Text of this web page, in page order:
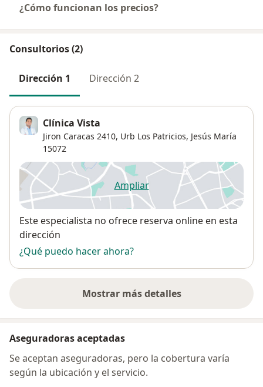
¿Cómo funcionan los precios?
Consultorios (2)
Dirección 1 Dirección 2
Clínica Vista
Jiron Caracas 2410, Urb Los Patricios, Jesús María
15072
Ampliarse abre en una nueva
Disponibilidad
Este especialista no ofrece reserva online en esta
dirección
¿Qué puedo hacer ahora?
Mostrar más detalles
sobre la dirección
Aseguradoras aceptadas
Se aceptan aseguradoras, pero la cobertura varía
según la ubicación y el servicio.